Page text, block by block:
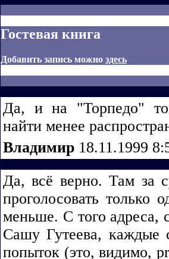
Гостевая книга
Добавить запись можно здесь
Да, и на "Торпедо"
найти менее
Владимир 18.11.1999
Да, всё верно. Там за
проголосовать только
меньше. С того адреса,
Сашу Гутеева, каждые
попыток (это, видимо,